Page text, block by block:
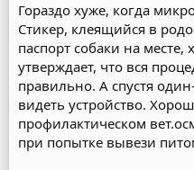
Гораздо хуже, когда
Стикер, клеящийся в
паспорт собаки на месте,
утверждает, что вся
правильно. А спустя
видеть устройство.
профилактическом
при попытке вывези